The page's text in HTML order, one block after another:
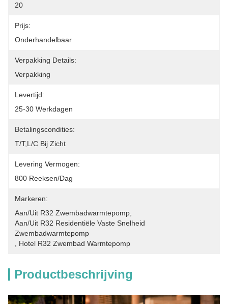
20
Prijs:
Onderhandelbaar
Verpakking Details:
Verpakking
Levertijd:
25-30 Werkdagen
Betalingscondities:
T/T,L/C Bij Zicht
Levering Vermogen:
800 Reeksen/dag
Markeren:
Aan/uit R32 Zwembadwarmtepomp
Aan/uit R32 Residentiële Vaste Snelheid
Zwembadwarmtepomp
Hotel R32 Zwembad Warmtepomp
Productbeschrijving